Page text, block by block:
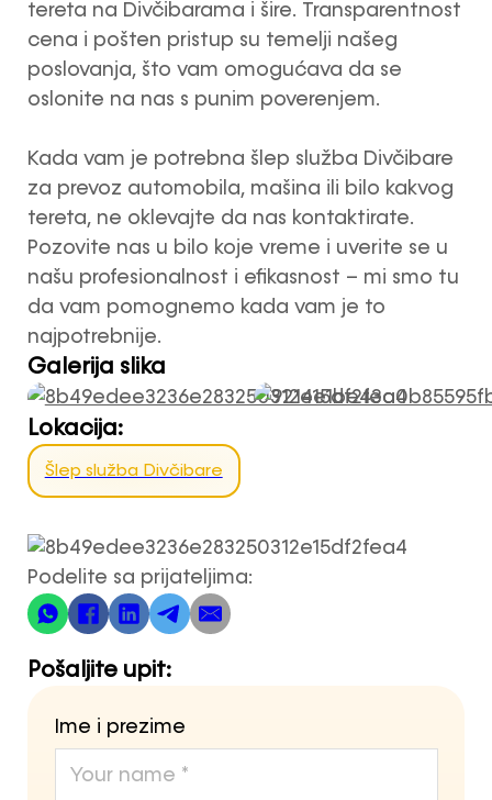
tereta na Divčibarama i šire. Transparentnost
cena i pošten pristup su temelji našeg
poslovanja, što vam omogućava da se
oslonite na nas s punim poverenjem.
Kada vam je potrebna šlep služba Divčibare
za prevoz automobila, mašina ili bilo kakvog
tereta, ne oklevajte da nas kontaktirate.
Pozovite nas u bilo koje vreme i uverite se u
našu profesionalnost i efikasnost – mi smo tu
da vam pomognemo kada vam je to
najpotrebnije.
Galerija slika
Lokacija:
Šlep služba Divčibare
Podelite sa prijateljima:
Pošaljite upit:
Ime i prezime